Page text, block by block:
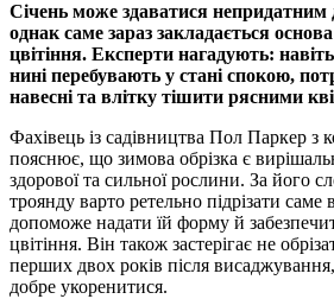
Січень може здаватися непридатним
однак саме зараз закладається
цвітіння. Експерти нагадують:
нині перебувають у стані спокою,
навесні та влітку тішити рясними
Фахівець із садівництва Пол Паркер з
пояснює, що зимова обрізка є
здорової та сильної рослини. За його
троянду варто ретельно підрізати саме
допоможе надати їй форму й
цвітіння. Він також застерігає не
перших двох років після
добре укоренитися.